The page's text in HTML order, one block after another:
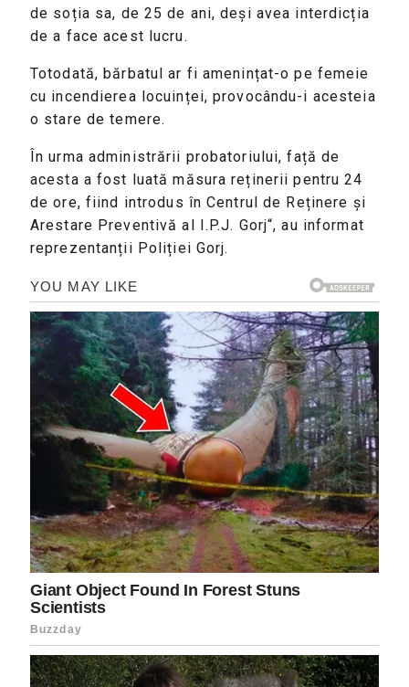
de soția sa, de 25 de ani, deși avea interdicția
de a face acest lucru.
Totodată, bărbatul ar fi amenințat-o pe femeie
cu incendierea locuinței, provocându-i acesteia
o stare de temere.
În urma administrării probatoriului, față de
acesta a fost luată măsura reținerii pentru 24
de ore, fiind introdus în Centrul de Reținere și
Arestare Preventivă al I.P.J. Gorj“, au informat
reprezentanții Poliției Gorj.